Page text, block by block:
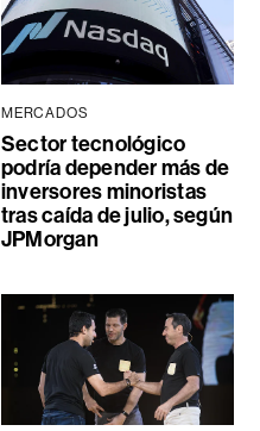
MERCADOS
Sector tecnológico
podría depender más de
inversores minoristas
tras caída de julio, según
JPMorgan